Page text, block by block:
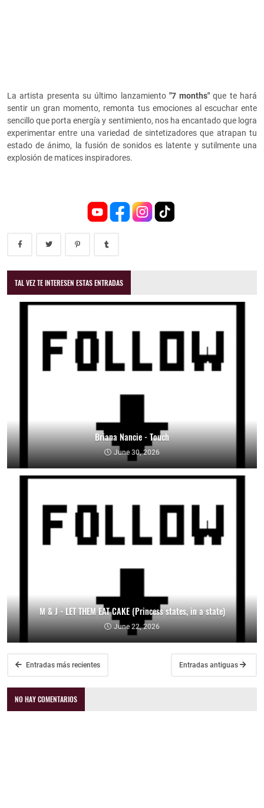
La artista presenta su último lanzamiento "7 months" que te hará
sentir un gran momento, remonta tus emociones al escuchar ente
sencillo que porta energía y sentimiento, nos ha encantado que logra
experimentar entre una variedad de sintetizadores que atrapan tu
estado de ánimo, la fusión de sonidos es latente y sutilmente una
explosión de matices inspiradores.
TAL VEZ TE INTERESEN ESTAS ENTRADAS
Briana Nancie - Touch
June 30, 2026
M & J - LET THEM EAT CAKE (Princess states, in a state)
June 22, 2026
Entradas más recientes Entradas antiguas
NO HAY COMENTARIOS